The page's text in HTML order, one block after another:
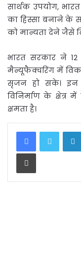
सार्थक उपयोग,
का हिस्सा बनाने के
को मान्यता देने जैसे
भारत सरकार ने 12
मैन्यूफैक्चरिंग में
सृजन हो सके। इन
विनिर्माण के क्षेत्र
क्षमता है।
Print